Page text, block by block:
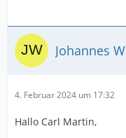
Johannes W
4. Februar 2024 um 17:32
Hallo Carl Martin,